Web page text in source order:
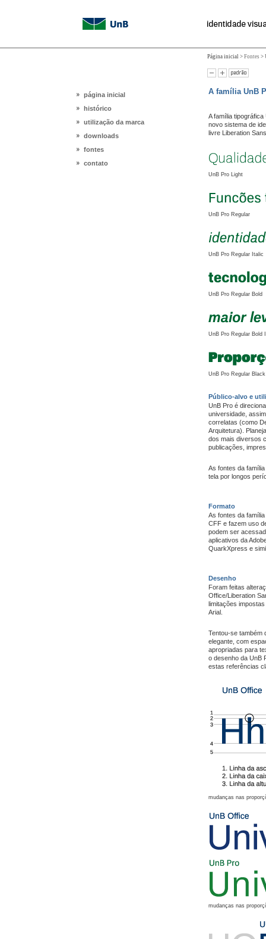
Página inicial > Fontes >
página inicial
histórico
utilização da marca
downloads
fontes
contato
A família UnB
A família
novo sistema de
livre Liberation
UnB Pro Light
UnB Pro Regular
UnB Pro Regular Italic
UnB Pro Regular Bold
UnB Pro Regular Bold
UnB Pro Regular Black
Público-alvo e
UnB Pro é
universidade,
correlatas (como
Arquitetura).
dos mais diversos
publicações,
As fontes da
tela por longos
Formato
As fontes da
CFF e fazem uso
podem ser
aplicativos da
QuarkXpress e
Desenho
Foram feitas
Office/Liberation
limitações
Arial.
Tentou-se também
elegante, com
apropriadas para
o desenho da UnB
estas referências
mudanças nas
mudanças nas